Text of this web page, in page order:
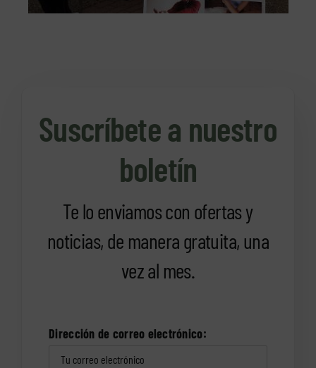
Suscríbete a nuestro
boletín
Te lo enviamos con ofertas y
noticias, de manera gratuita, una
vez al mes.
Dirección de correo electrónico: